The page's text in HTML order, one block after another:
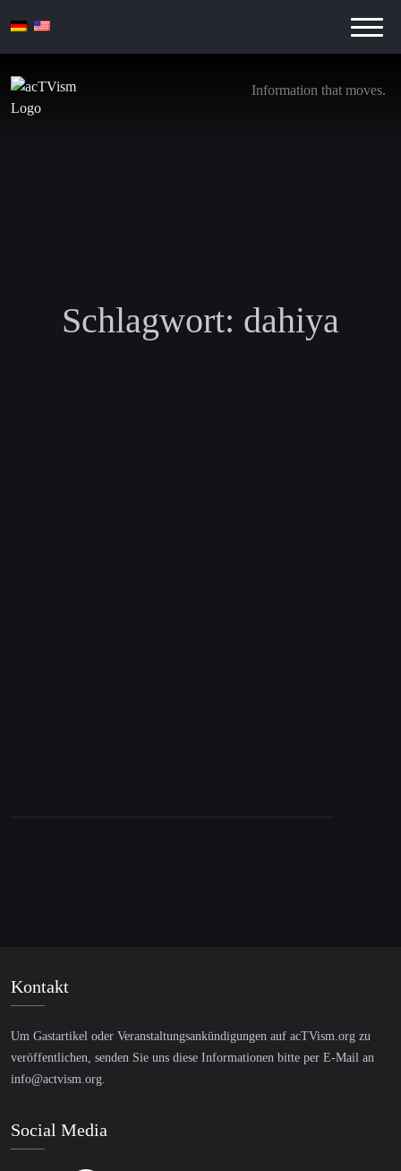
Information that moves.
Schlagwort: dahiya
Kontakt
Um Gastartikel oder Veranstaltungsankündigungen auf acTVism.org zu
veröffentlichen, senden Sie uns diese Informationen bitte per E-Mail an
info@actvism.org
Social Media